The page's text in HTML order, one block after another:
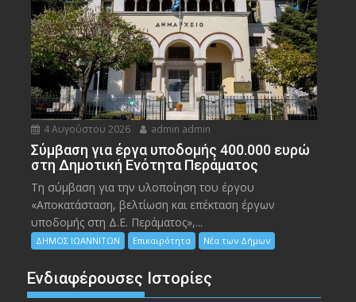
4 Αυγούστου 2026 admin admin
Σύμβαση για έργα υποδομής 400.000 ευρώ
στη Δημοτική Ενότητα Περάματος
Τη σύμβαση για την υλοποίηση του έργου
«Αποκατάσταση, βελτίωση και επέκταση έργων
υποδομής στη Δ.Ε. Περάματος»,...
ΔΗΜΟΣ ΙΩΑΝΝΙΤΩΝ Επικαιρότητα Νέα των Δήμων
Ενδιαφέρουσες Ιστορίες